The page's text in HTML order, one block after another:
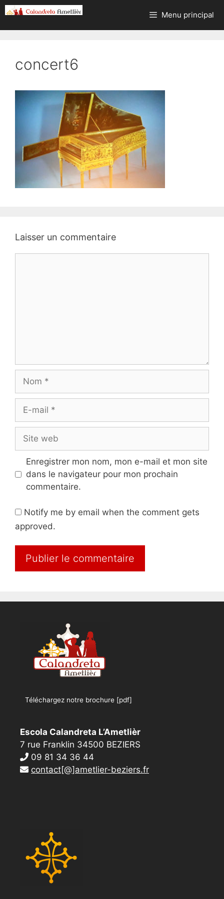
Aller
au
contenu
Menu principal
concert6
Laisser un commentaire
Nom
Site
web
Enregistrer mon nom, mon e-mail et mon site
dans le navigateur pour mon prochain
commentaire.
Notify me by email when the comment gets
approved.
Téléchargez notre brochure [pdf]
Escola Calandreta L’Ametlièr
7 rue Franklin 34500 BEZIERS
09 81 34 36 44
contact[@]ametlier-beziers.fr